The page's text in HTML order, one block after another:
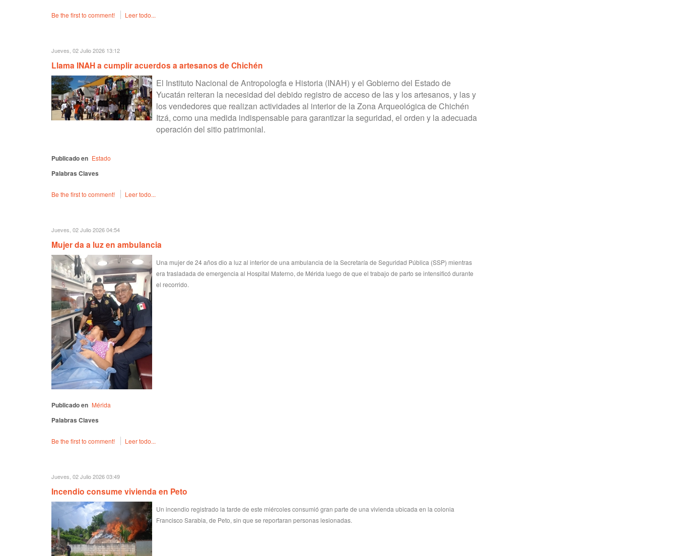
Be the first to comment! Leer todo...
Jueves, 02 Julio 2026 13:12
Llama INAH a cumplir acuerdos a artesanos de Chichén
El Instituto Nacional de Antropologfa e Historia (INAH) y el Gobierno del Estado de
Yucatán reiteran la necesidad del debido registro de acceso de las y los artesanos, y las y
los vendedores que realizan actividades al interior de la Zona Arqueológica de Chichén
Itzá, como una medida indispensable para garantizar la seguridad, el orden y la adecuada
operación del sitio patrimonial.
Publicado en Estado
Palabras Claves
Be the first to comment! Leer todo...
Jueves, 02 Julio 2026 04:54
Mujer da a luz en ambulancia
Una mujer de 24 años dio a luz al interior de una ambulancia de la Secretaría de Seguridad Pública (SSP) mientras
era trasladada de emergencia al Hospital Materno, de Mérida luego de que el trabajo de parto se intensificó durante
el recorrido.
Publicado en Mérida
Palabras Claves
Be the first to comment! Leer todo...
Jueves, 02 Julio 2026 03:49
Incendio consume vivienda en Peto
Un incendio registrado la tarde de este miércoles consumió gran parte de una vivienda ubicada en la colonia
Francisco Sarabia, de Peto, sin que se reportaran personas lesionadas.